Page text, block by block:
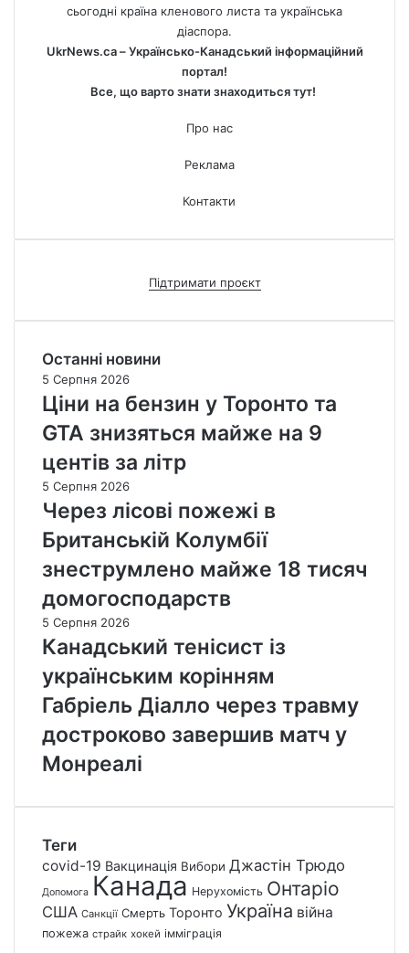
сьогодні країна кленового листа та українська
діаспора.
UkrNews.ca – Українсько-Канадський інформаційний
портал!
Все, що варто знати знаходиться тут!
Про нас
Реклама
Контакти
Підтримати проєкт
Останні новини
5 Серпня 2026
Ціни на бензин у Торонто та
GTA знизяться майже на 9
центів за літр
5 Серпня 2026
Через лісові пожежі в
Британській Колумбії
знеструмлено майже 18 тисяч
домогосподарств
5 Серпня 2026
Канадський тенісист із
українським корінням
Габріель Діалло через травму
достроково завершив матч у
Монреалі
Теги
covid-19 Вакцинація Вибори Джастін Трюдо
Допомога Канада Нерухомість Онтаріо
США Санкції Смерть Торонто Україна війна
пожежа страйк хокей імміграція